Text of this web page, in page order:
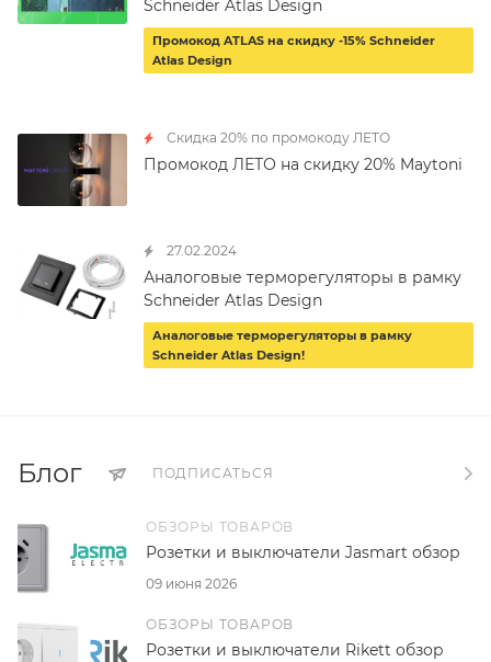
Schneider Atlas Design
Промокод ATLAS на скидку -15% Schneider
Atlas Design
Скидка 20% по промокоду ЛЕТО
Промокод ЛЕТО на скидку 20% Maytoni
27.02.2024
Аналоговые терморегуляторы в рамку
Schneider Atlas Design
Аналоговые терморегуляторы в рамку
Schneider Atlas Design!
Блог ПОДПИСАТЬСЯ
ОБЗОРЫ ТОВАРОВ
09 июня 2026
Розетки и выключатели Jasmart обзор
ОБЗОРЫ ТОВАРОВ
Розетки и выключатели Rikett обзор